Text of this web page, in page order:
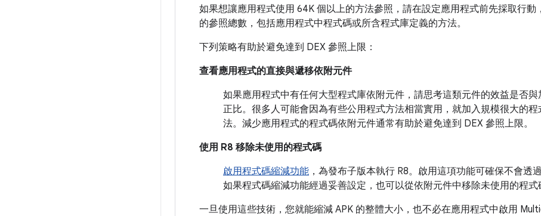
如果想讓應用程式使用 64K 個以上的方法參照，請在設定應用程式前先採取行動
的參照總數，包括應用程式中程式碼或所含程式庫定義的方法。
下列策略有助於避免達到 DEX 參照上限：
查看應用程式的直接與遞移依附元件
如果應用程式中有任何大型程式庫依附元件，請思考這類元件的效益是否
正比。很多人可能會因為有些公用程式方法相當實用，就加入規模很大的
法。減少應用程式的程式碼依附元件通常有助於避免達到 DEX 參照上限。
使用 R8 移除未使用的程式碼
啟用程式碼縮減功能 ，為發布子版本執行 R8。啟用這項功能可確保不會透
如果程式碼縮減功能經過妥善設定，也可以從依附元件中移除未使用的程式
一旦使用這些技術，您就能縮減 APK 的整體大小，也不必在應用程式中啟用